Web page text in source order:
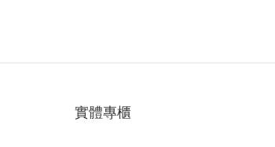
實體專櫃